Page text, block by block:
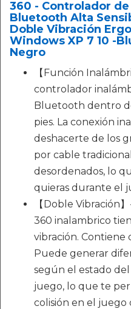
360 - Controlador
Bluetooth Alta
Doble Vibración
Windows XP 7 10 -
Negro
【Función
controlador
Bluetooth dentro
pies. La conexión
deshacerte de los
por cable
desordenados, lo
quieras durante el
【Doble Vibración
360 inalambrico
vibración. Contiene
Puede generar
según el estado del
juego, lo que te
colisión en el juego